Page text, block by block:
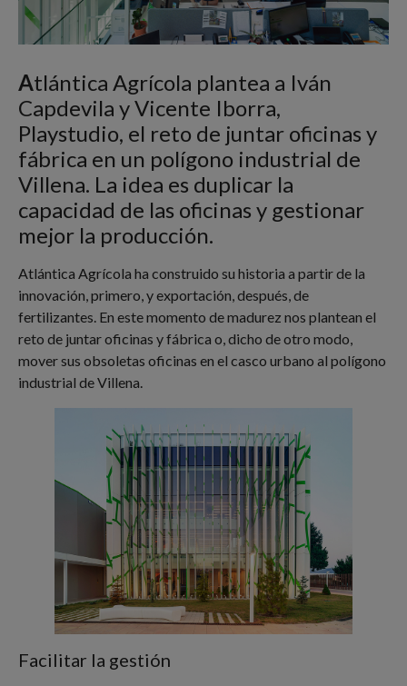
Atlántica Agrícola plantea a Iván
Capdevila y Vicente Iborra,
Playstudio, el reto de juntar oficinas y
fábrica en un polígono industrial de
Villena. La idea es duplicar la
capacidad de las oficinas y gestionar
mejor la producción.
Atlántica Agrícola ha construido su historia a partir de la
innovación, primero, y exportación, después, de
fertilizantes. En este momento de madurez nos plantean el
reto de juntar oficinas y fábrica o, dicho de otro modo,
mover sus obsoletas oficinas en el casco urbano al polígono
industrial de Villena.
Facilitar la gestión